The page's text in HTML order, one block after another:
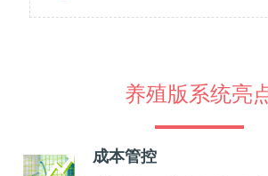
养殖版系统亮
成本管控